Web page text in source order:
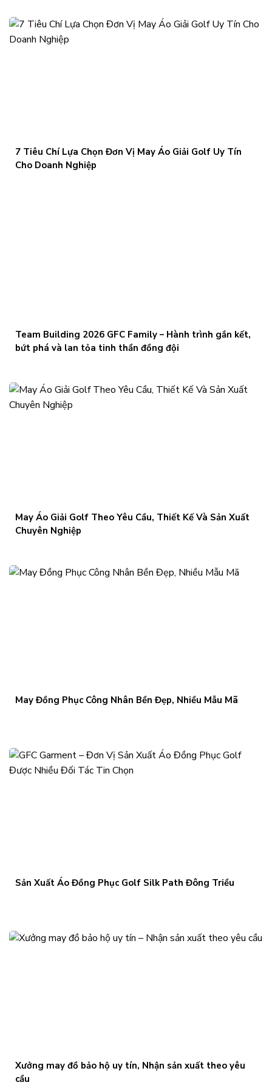
7 Tiêu Chí Lựa Chọn Đơn Vị May Áo Giải Golf Uy Tín
Cho Doanh Nghiệp
Team Building 2026 GFC Family – Hành trình gắn kết,
bứt phá và lan tỏa tinh thần đồng đội
May Áo Giải Golf Theo Yêu Cầu, Thiết Kế Và Sản Xuất
Chuyên Nghiệp
May Đồng Phục Công Nhân Bền Đẹp, Nhiều Mẫu Mã
Sản Xuất Áo Đồng Phục Golf Silk Path Đông Triều
Xưởng may đồ bảo hộ uy tín, Nhận sản xuất theo yêu
cầu